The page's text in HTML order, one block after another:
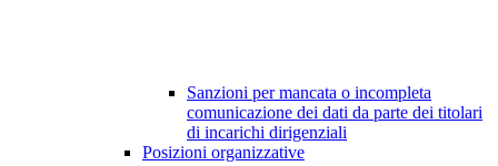
Sanzioni per mancata o incompleta
comunicazione dei dati da parte dei titolari
di incarichi dirigenziali
Posizioni organizzative